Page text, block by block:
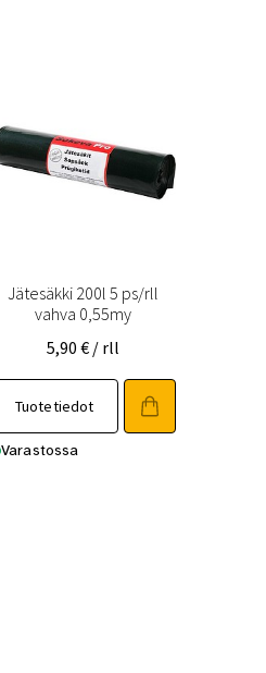
Jätesäkki 200l 5 ps/rll
vahva 0,55my
5,90€ / rll
Tuotetiedot
Varastossa